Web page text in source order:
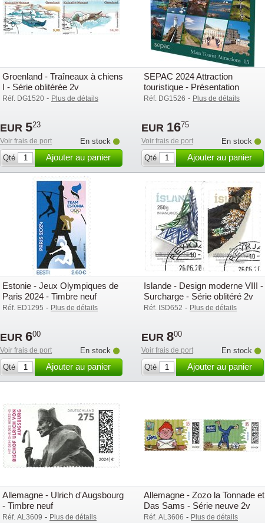
Groenland - Traîneaux à chiens
I - Série oblitérée 2v
Réf. DG1520 - Plus de détails
EUR 523
Voir frais de port
En stock
Qté
Ajouter au panier
SEPAC 2024 Attraction
touristique - Présentation
souvenir
Réf. DG1526 - Plus de détails
EUR 1675
Voir frais de port
En stock
Qté
Ajouter au panier
Estonie - Jeux Olympiques de
Paris 2024 - Timbre neuf
Réf. ED1295 - Plus de détails
EUR 600
Voir frais de port
En stock
Qté
Ajouter au panier
Islande - Design moderne VIII -
Surcharge - Série oblitéré 2v
Réf. ISD652 - Plus de détails
EUR 800
Voir frais de port
En stock
Qté
Ajouter au panier
Allemagne - Ulrich d'Augsbourg
- Timbre neuf
Réf. AL3609 - Plus de détails
Allemagne - Zozo la Tonnade et
Das Sams - Série neuve 2v
Réf. AL3606 - Plus de détails